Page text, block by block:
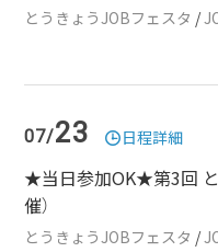
とうきょうJOBフェスタ /
07/23 日程詳細
★当日参加OK★第3回
催）
とうきょうJOBフェスタ /